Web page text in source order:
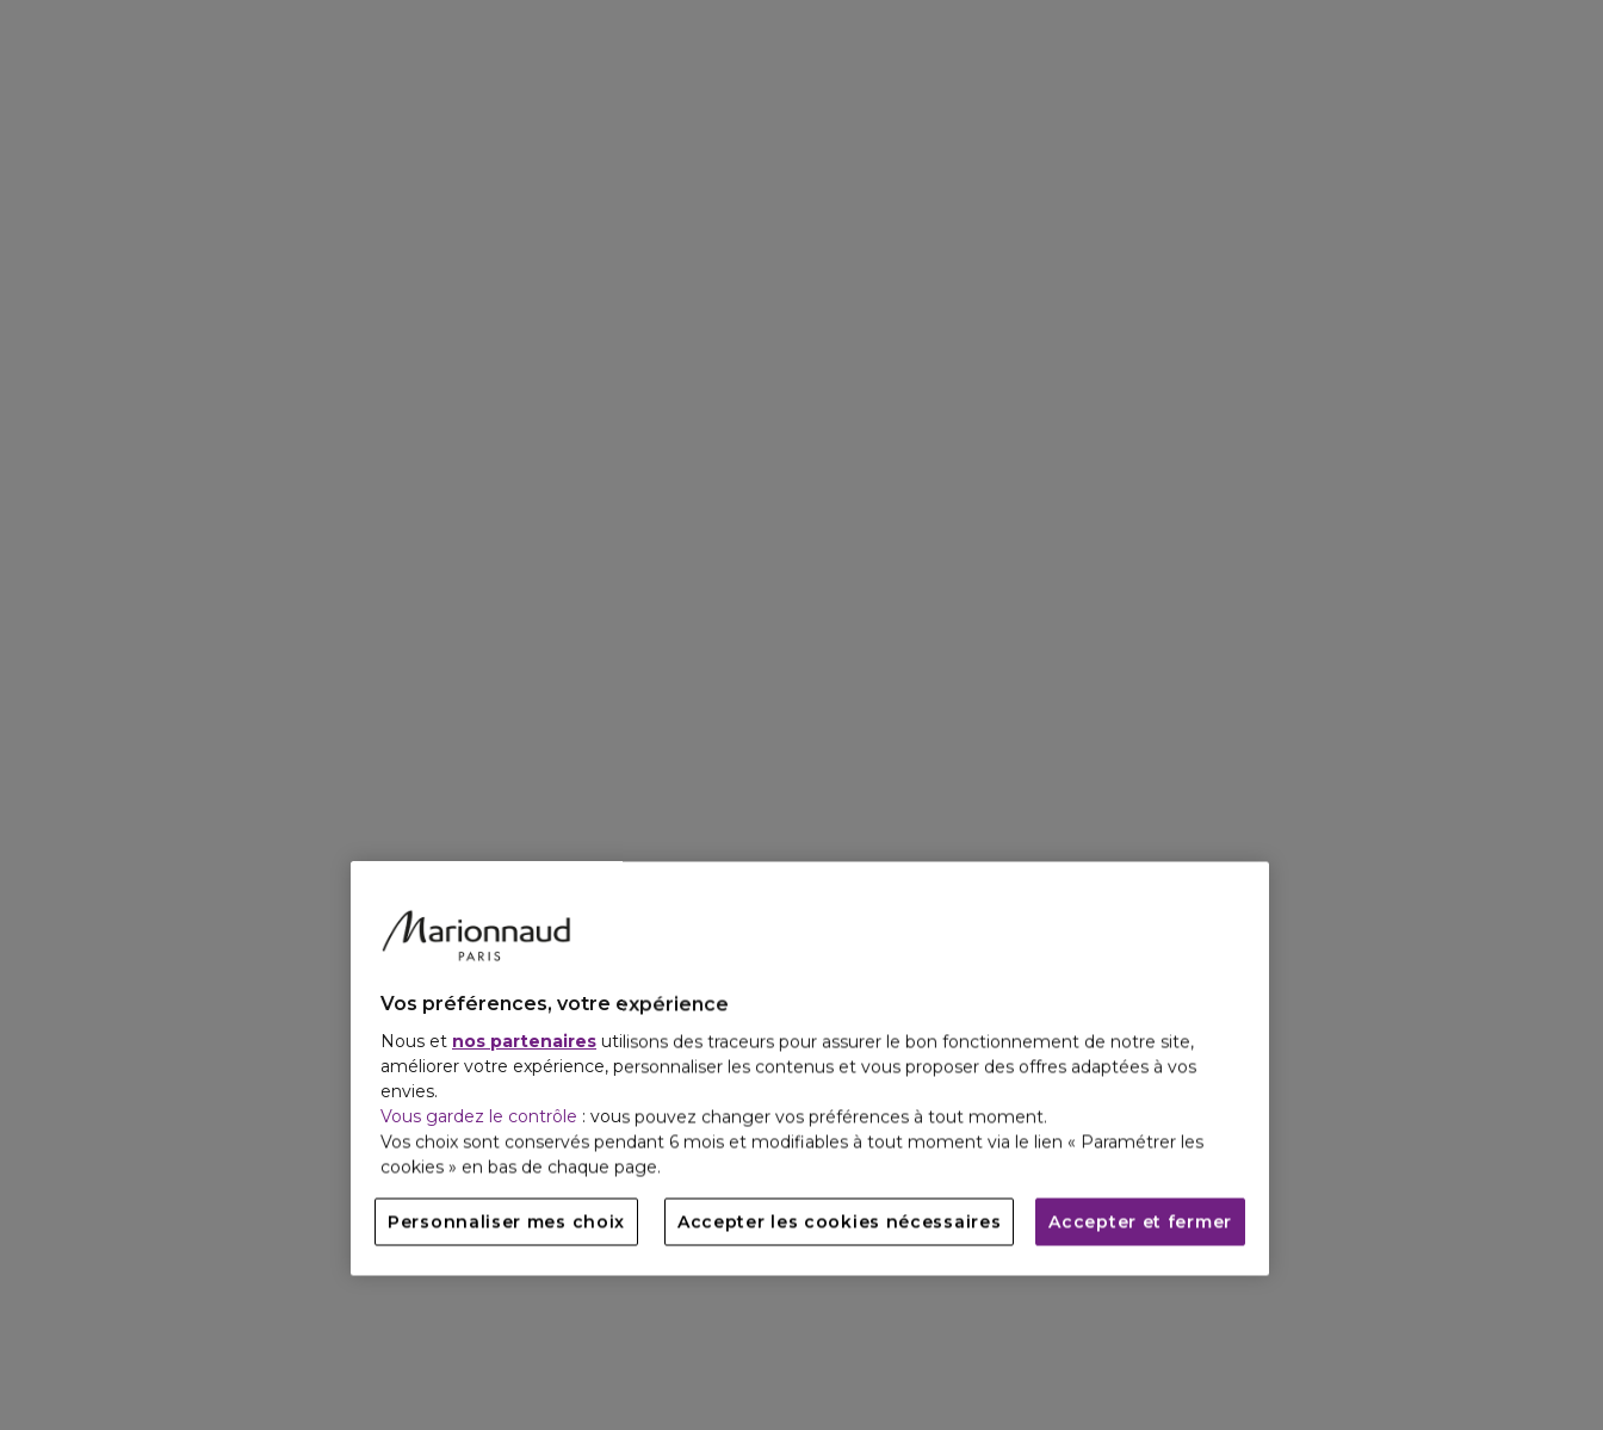
Vos préférences, votre expérience
Nous et nos partenaires utilisons des traceurs pour assurer le bon fonctionnement de notre site,
améliorer votre expérience, personnaliser les contenus et vous proposer des offres adaptées à vos
envies.
Vous gardez le contrôle : vous pouvez changer vos préférences à tout moment.
Vos choix sont conservés pendant 6 mois et modifiables à tout moment via le lien « Paramétrer les
cookies » en bas de chaque page.
Personnaliser mes choix Accepter les cookies nécessaires Accepter et fermer